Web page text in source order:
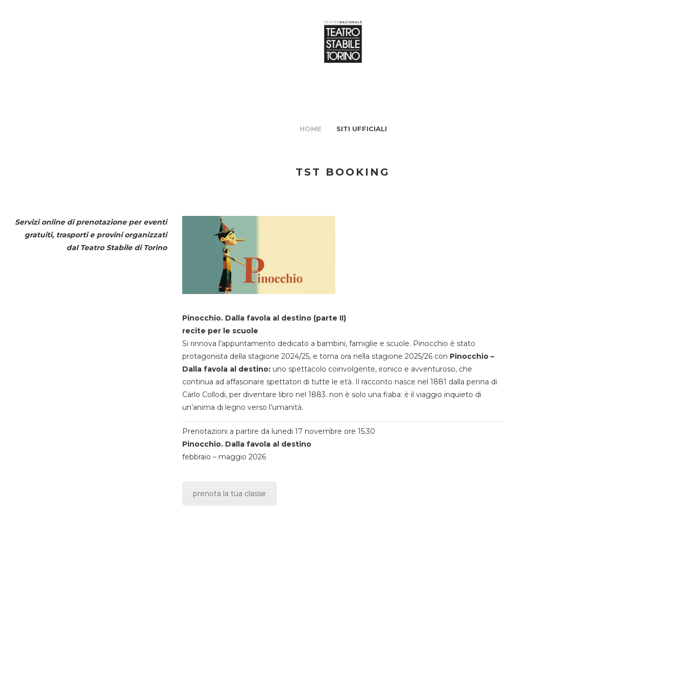
HOME SITI UFFICIALI
TST BOOKING
Servizi online di prenotazione per eventi
gratuiti, trasporti e provini organizzati
dal Teatro Stabile di Torino
Pinocchio. Dalla favola al destino (parte II)
recite per le scuole
Si rinnova l’appuntamento dedicato a bambini, famiglie e scuole. Pinocchio è stato
protagonista della stagione 2024/25, e torna ora nella stagione 2025/26 con Pinocchio –
Dalla favola al destino:uno spettacolo coinvolgente, ironico e avventuroso, che
continua ad affascinare spettatori di tutte le età. Il racconto nasce nel 1881 dalla penna di
Carlo Collodi, per diventare libro nel 1883. non è solo una fiaba: è il viaggio inquieto di
un’anima di legno verso l’umanità.
Prenotazioni a partire da lunedi 17 novembre ore 15.30
Pinocchio. Dalla favola al destino
febbraio – maggio 2026
prenota la tua classe